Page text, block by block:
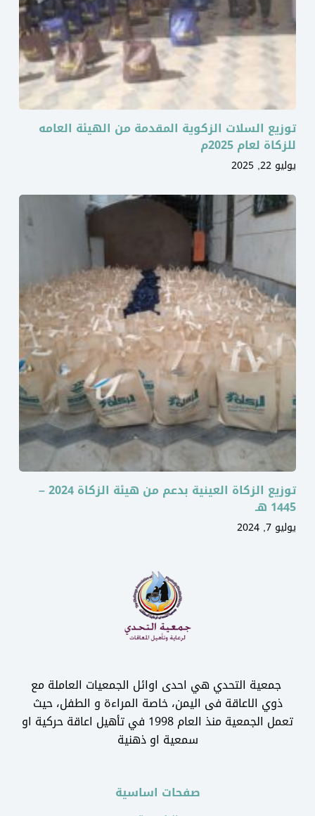
توزيع السلات الزكوية المقدمة من الهيئة العامه
للزكاة لعام 2025م
يوليو 22, 2025
توزيع الزكاة العينية بدعم من هيئة الزكاة 2024 –
1445 هـ
يوليو 7, 2024
جمعية التحدي هي احدى اوائل الجمعيات العاملة مع
ذوي الاعاقة فى اليمن، خاصة المراءة و الطفل، حيث
تعمل الجمعية منذ العام 1998 في تأهيل اعاقة حركية او
سمعية او ذهنية
صفحات اساسية